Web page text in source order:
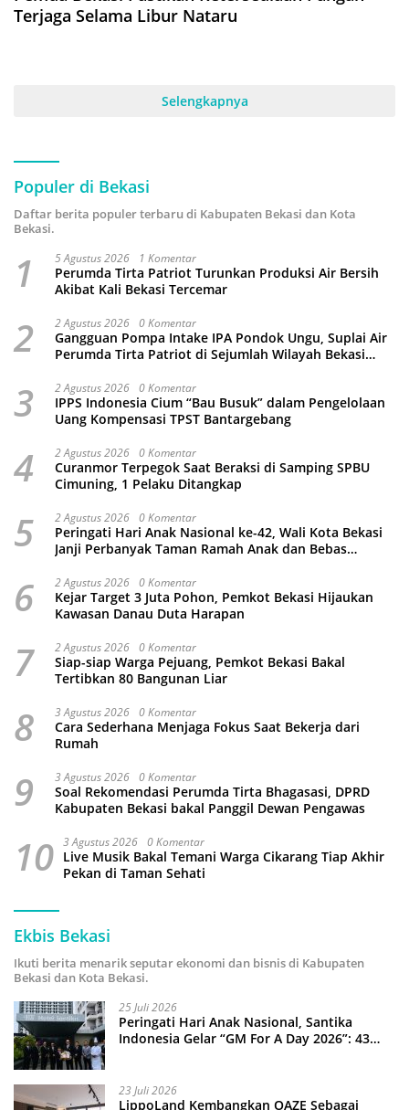
Terjaga Selama Libur Nataru
Selengkapnya
Populer di Bekasi
Daftar berita populer terbaru di Kabupaten Bekasi dan Kota
Bekasi.
1 5 Agustus 2026 1 Komentar
Perumda Tirta Patriot Turunkan Produksi Air Bersih
Akibat Kali Bekasi Tercemar
2 2 Agustus 2026 0 Komentar
Gangguan Pompa Intake IPA Pondok Ungu, Suplai Air
Perumda Tirta Patriot di Sejumlah Wilayah Bekasi
3 2 Agustus 2026 0 Komentar
IPPS Indonesia Cium “Bau Busuk” dalam Pengelolaan
Uang Kompensasi TPST Bantargebang
4 2 Agustus 2026 0 Komentar
Curanmor Terpegok Saat Beraksi di Samping SPBU
Cimuning, 1 Pelaku Ditangkap
5 2 Agustus 2026 0 Komentar
Peringati Hari Anak Nasional ke-42, Wali Kota Bekasi
Janji Perbanyak Taman Ramah Anak dan Bebas
6 2 Agustus 2026 0 Komentar
Kejar Target 3 Juta Pohon, Pemkot Bekasi Hijaukan
Kawasan Danau Duta Harapan
7 2 Agustus 2026 0 Komentar
Siap-siap Warga Pejuang, Pemkot Bekasi Bakal
Tertibkan 80 Bangunan Liar
8 3 Agustus 2026 0 Komentar
Cara Sederhana Menjaga Fokus Saat Bekerja dari
Rumah
9 3 Agustus 2026 0 Komentar
Soal Rekomendasi Perumda Tirta Bhagasasi, DPRD
Kabupaten Bekasi bakal Panggil Dewan Pengawas
10 3 Agustus 2026 0 Komentar
Live Musik Bakal Temani Warga Cikarang Tiap Akhir
Pekan di Taman Sehati
Ekbis Bekasi
Ikuti berita menarik seputar ekonomi dan bisnis di Kabupaten
Bekasi dan Kota Bekasi.
25 Juli 2026
Peringati Hari Anak Nasional, Santika
Indonesia Gelar “GM For A Day 2026”: 43
23 Juli 2026
LippoLand Kembangkan OAZE Sebagai